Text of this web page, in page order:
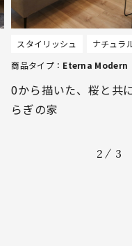
機能性
らす安
ナチュラル
商品タイプ：
デザイン性
3 3